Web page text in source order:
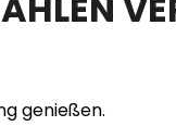
genießen.